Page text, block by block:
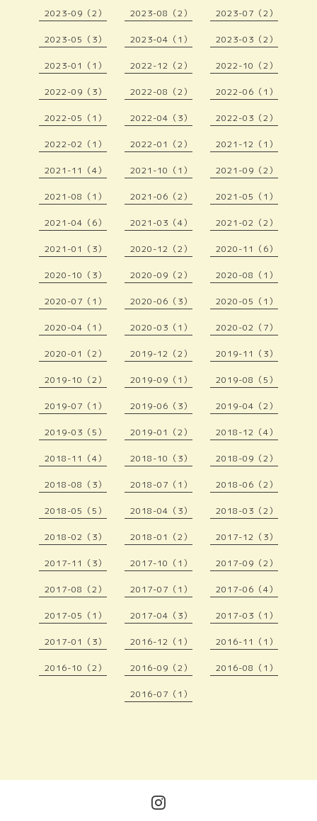
2023-09（2） 2023-08（2） 2023-07（2）
2023-05（3） 2023-04（1） 2023-03（2）
2023-01（1） 2022-12（2） 2022-10（2）
2022-09（3） 2022-08（2） 2022-06（1）
2022-05（1） 2022-04（3） 2022-03（2）
2022-02（1） 2022-01（2） 2021-12（1）
2021-11（4） 2021-10（1） 2021-09（2）
2021-08（1） 2021-06（2） 2021-05（1）
2021-04（6） 2021-03（4） 2021-02（2）
2021-01（3） 2020-12（2） 2020-11（6）
2020-10（3） 2020-09（2） 2020-08（1）
2020-07（1） 2020-06（3） 2020-05（1）
2020-04（1） 2020-03（1） 2020-02（7）
2020-01（2） 2019-12（2） 2019-11（3）
2019-10（2） 2019-09（1） 2019-08（5）
2019-07（1） 2019-06（3） 2019-04（2）
2019-03（5） 2019-01（2） 2018-12（4）
2018-11（4） 2018-10（3） 2018-09（2）
2018-08（3） 2018-07（1） 2018-06（2）
2018-05（5） 2018-04（3） 2018-03（2）
2018-02（3） 2018-01（2） 2017-12（3）
2017-11（3） 2017-10（1） 2017-09（2）
2017-08（2） 2017-07（1） 2017-06（4）
2017-05（1） 2017-04（3） 2017-03（1）
2017-01（3） 2016-12（1） 2016-11（1）
2016-10（2） 2016-09（2） 2016-08（1）
2016-07（1）